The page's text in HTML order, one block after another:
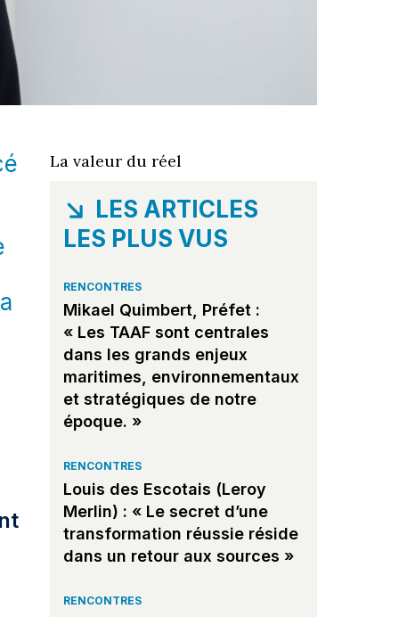
La valeur du réel
LES ARTICLES
LES PLUS VUS
RENCONTRES
Mikael Quimbert, Préfet :
« Les TAAF sont centrales
dans les grands enjeux
maritimes, environnementaux
et stratégiques de notre
époque. »
RENCONTRES
Louis des Escotais (Leroy
Merlin) : « Le secret d’une
transformation réussie réside
dans un retour aux sources »
RENCONTRES